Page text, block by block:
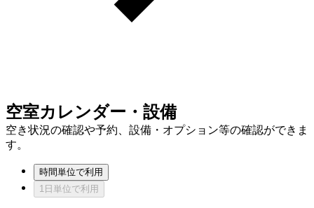
空室カレンダー・設備
空き状況の確認や予約、設備・オプション等の確認ができま
す。
時間単位で利用
1日単位で利用